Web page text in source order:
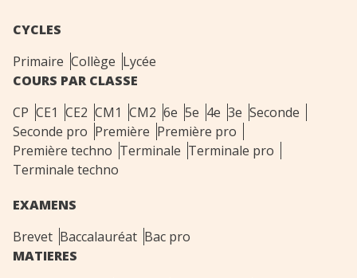
CYCLES
Primaire Collège Lycée
COURS PAR CLASSE
CP CE1 CE2 CM1 CM2 6e 5e 4e 3e Seconde
Seconde pro Première Première pro
Première techno Terminale Terminale pro
Terminale techno
EXAMENS
Brevet Baccalauréat Bac pro
MATIERES